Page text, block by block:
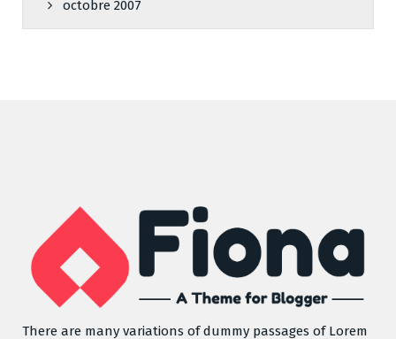
octobre 2007
There are many variations of dummy passages of Lorem